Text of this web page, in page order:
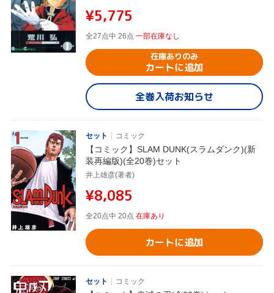
¥5,775
全27点中 26点 一部在庫なし
在庫ありのみ
カートに追加
全巻入荷お知らせ
セット コミック
【コミック】SLAM DUNK(スラムダンク)(新
装再編版)(全20巻)セット
井上雄彦(著者)
¥8,085
全20点中 20点 在庫あり
カートに追加
セット コミック